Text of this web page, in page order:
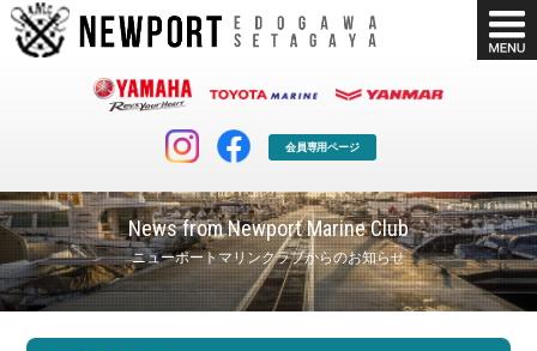
会員専用ページ
News from Newport Marine Club
ニューポートマリンクラブからのお知らせ
マリンクラブ ボート販売